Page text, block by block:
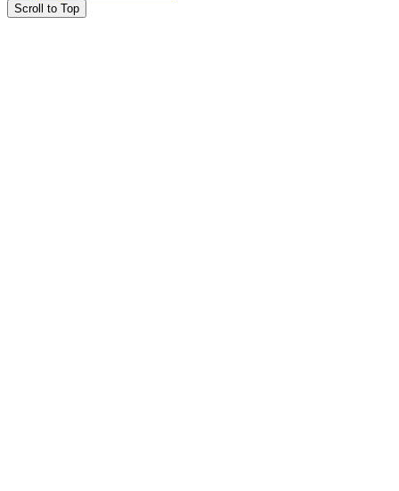
Scroll to Top